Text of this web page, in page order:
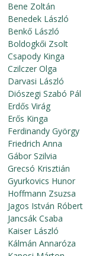
Bene Zoltán
Benedek László
Benkő László
Boldogkői Zsolt
Csapody Kinga
Czilczer Olga
Darvasi László
Diószegi Szabó Pál
Erdős Virág
Erős Kinga
Ferdinandy György
Friedrich Anna
Gábor Szilvia
Grecsó Krisztián
Gyurkovics Hunor
Hoffmann Zsuzsa
Jagos István Róbert
Jancsák Csaba
Kaiser László
Kálmán Annaróza